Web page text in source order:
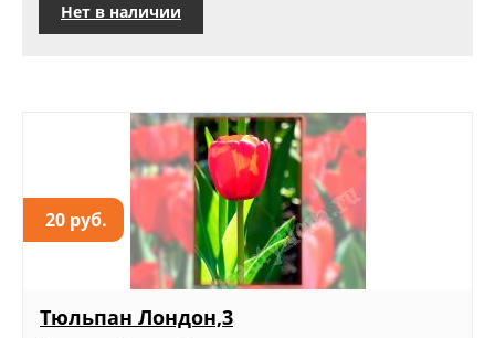
Нет в наличии
20 руб.
Тюльпан Лондон,3